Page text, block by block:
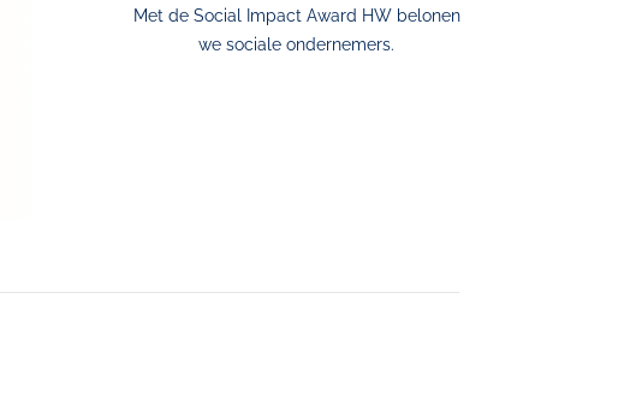
Met de Social Impact Award HW belonen
we sociale ondernemers.